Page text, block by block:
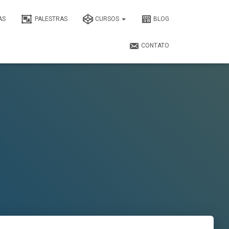
PALESTRAS CURSOS BLOG
CONTATO